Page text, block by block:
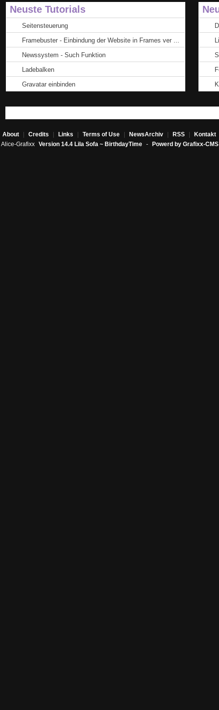
Neuste Tutorials
Seitensteuerung
Framebuster - Einbindung der Website in Frames ver ...
Newssystem - Such Funktion
Ladebalken
Gravatar einbinden
About Credits Links Terms of Use NewsArchiv RSS Kontakt
Alice-Grafixx Version 14.4 Lila Sofa ~ BirthdayTime - Powerd by Grafixx-CMS